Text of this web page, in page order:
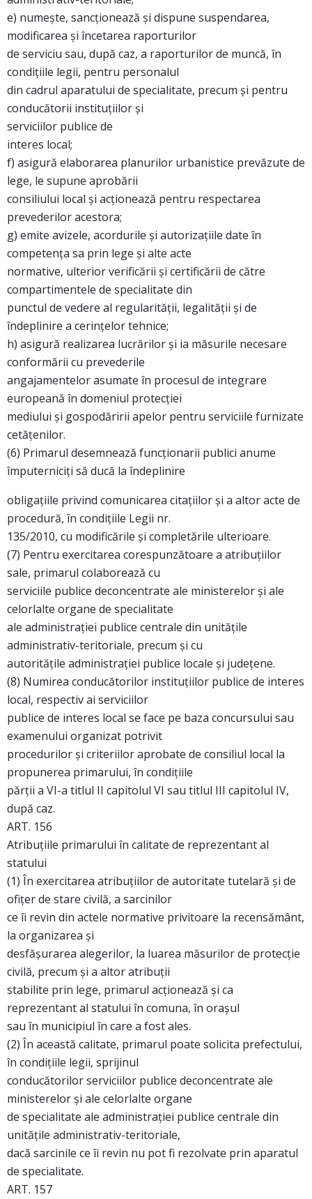
e) numeşte, sancţionează şi dispune suspendarea,
modificarea şi încetarea raporturilor
de serviciu sau, după caz, a raporturilor de muncă, în
condiţiile legii, pentru personalul
din cadrul aparatului de specialitate, precum şi pentru
conducătorii instituţiilor şi
serviciilor publice de
interes local;
f) asigură elaborarea planurilor urbanistice prevăzute de
lege, le supune aprobării
consiliului local şi acţionează pentru respectarea
prevederilor acestora;
g) emite avizele, acordurile şi autorizaţiile date în
competenţa sa prin lege şi alte acte
normative, ulterior verificării şi certificării de către
compartimentele de specialitate din
punctul de vedere al regularităţii, legalităţii şi de
îndeplinire a cerinţelor tehnice;
h) asigură realizarea lucrărilor şi ia măsurile necesare
conformării cu prevederile
angajamentelor asumate în procesul de integrare
europeană în domeniul protecţiei
mediului şi gospodăririi apelor pentru serviciile furnizate
cetăţenilor.
(6) Primarul desemnează funcţionarii publici anume
împuterniciţi să ducă la îndeplinire
obligaţiile privind comunicarea citaţiilor şi a altor acte de
procedură, în condiţiile Legii nr.
135/2010, cu modificările şi completările ulterioare.
(7) Pentru exercitarea corespunzătoare a atribuţiilor
sale, primarul colaborează cu
serviciile publice deconcentrate ale ministerelor şi ale
celorlalte organe de specialitate
ale administraţiei publice centrale din unităţile
administrativ-teritoriale, precum şi cu
autorităţile administraţiei publice locale şi judeţene.
(8) Numirea conducătorilor instituţiilor publice de interes
local, respectiv ai serviciilor
publice de interes local se face pe baza concursului sau
examenului organizat potrivit
procedurilor şi criteriilor aprobate de consiliul local la
propunerea primarului, în condiţiile
părţii a VI-a titlul II capitolul VI sau titlul III capitolul IV,
după caz.
ART. 156
Atribuţiile primarului în calitate de reprezentant al
statului
(1) În exercitarea atribuţiilor de autoritate tutelară şi de
ofiţer de stare civilă, a sarcinilor
ce îi revin din actele normative privitoare la recensământ,
la organizarea şi
desfăşurarea alegerilor, la luarea măsurilor de protecţie
civilă, precum şi a altor atribuţii
stabilite prin lege, primarul acţionează şi ca
reprezentant al statului în comuna, în oraşul
sau în municipiul în care a fost ales.
(2) În această calitate, primarul poate solicita prefectului,
în condiţiile legii, sprijinul
conducătorilor serviciilor publice deconcentrate ale
ministerelor şi ale celorlalte organe
de specialitate ale administraţiei publice centrale din
unităţile administrativ-teritoriale,
dacă sarcinile ce îi revin nu pot fi rezolvate prin aparatul
de specialitate.
ART. 157